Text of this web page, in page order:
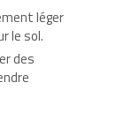
léger
le sol.
des